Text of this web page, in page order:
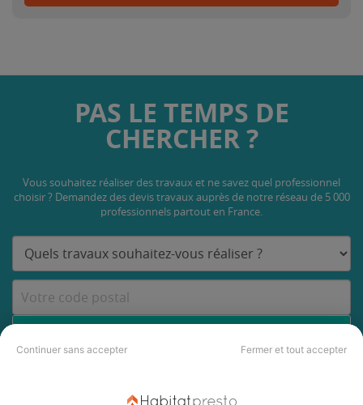
Continuer sans accepter Fermer et tout accepter
PAS LE TEMPS DE
CHERCHER ?
Vous souhaitez réaliser des travaux et ne savez quel professionnel
choisir ? Demandez des devis travaux auprès de notre réseau de 5 000
professionnels partout en France.